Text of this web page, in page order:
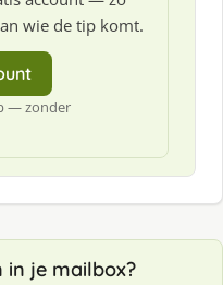
wie de tip komt.
— zonder
in je mailbox?